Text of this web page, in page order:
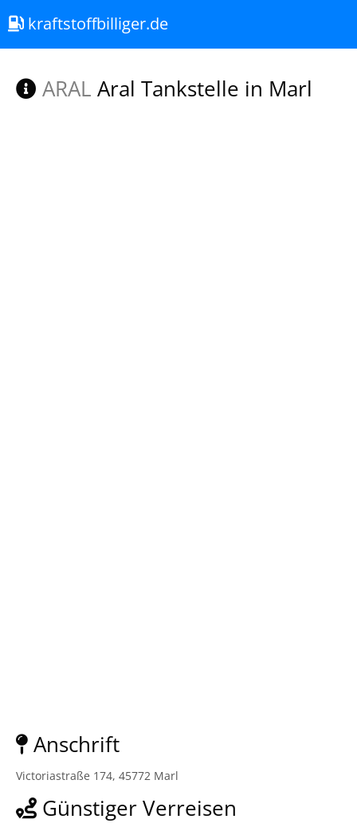
kraftstoffbilliger.de
ARAL Aral Tankstelle in Marl
Anschrift
Victoriastraße 174, 45772 Marl
Günstiger Verreisen